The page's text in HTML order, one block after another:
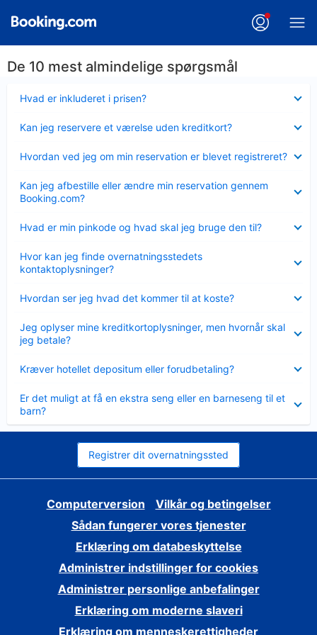
De 10 mest almindelige spørgsmål
Hvad er inkluderet i prisen?
Kan jeg reservere et værelse uden kreditkort?
Hvordan ved jeg om min reservation er blevet registreret?
Kan jeg afbestille eller ændre min reservation gennem
Booking.com?
Hvad er min pinkode og hvad skal jeg bruge den til?
Hvor kan jeg finde overnatningsstedets
kontaktoplysninger?
Hvordan ser jeg hvad det kommer til at koste?
Jeg oplyser mine kreditkortoplysninger, men hvornår skal
jeg betale?
Kræver hotellet depositum eller forudbetaling?
Er det muligt at få en ekstra seng eller en barneseng til et
barn?
Registrer dit overnatningssted
Computerversion
Vilkår og betingelser
Sådan fungerer vores tjenester
Erklæring om databeskyttelse
Administrer indstillinger for cookies
Administrer personlige anbefalinger
Erklæring om moderne slaveri
Erklæring om menneskerettigheder